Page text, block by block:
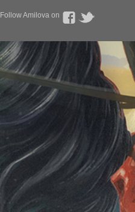
Follow Amilova on